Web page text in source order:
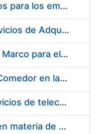
Contratación de Servicios para los empleados de la Fábrica Nacional de Moneda y Timbre-Real Casa de la Moneda para el año 2020, en ejecución de la sentencia número 511/2020 de la Sala de lo Social del Tribunal Supremo (Cesta de Navidad)
Contratación de los Servicios de Adquisición, Renovación y Mantenimiento de Licencias Software de Ofimática ( 2 lotes)
Suscripción de Acuerdo Marco para el Suministro de Material de Acero Inoxidable de la Entidad Pública Empresarial Fábrica Nacional de Moneda y Timbre-Real Casa de la Moneda (FNMT-RCM)
Servicio de Cafetería y Comedor en la sede central de la Fábrica Nacional de Moneda y Timbre-Real Casa de la Moneda en Madrid
Contratación de los servicios de telecomunicaciones para la FNMT-RCM
Servicio de Formación, en materia de Prevención de Riesgos Laborales, de Cursos de Operador de Carretillas de Manutención, Puente Grúa, Polipastos y Plataformas Móviles de Personal (PEMP), en su sede de Madrid y Burgos